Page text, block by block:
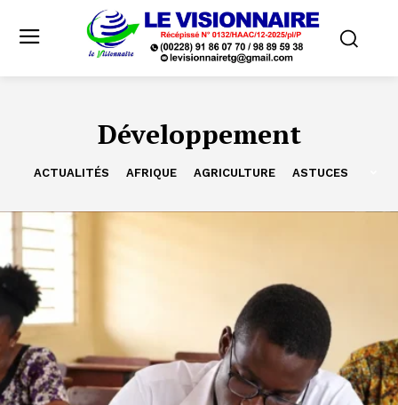
Développement
ACTUALITÉS AFRIQUE AGRICULTURE ASTUCES